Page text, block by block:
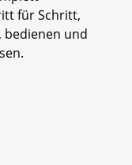
für Schritt,
bedienen und